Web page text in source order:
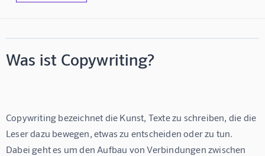
Was ist Copywriting?
Copywriting bezeichnet die Kunst, Texte zu schreiben, die die
Leser dazu bewegen, etwas zu entscheiden oder zu tun.
Dabei geht es um den Aufbau von Verbindungen zwischen